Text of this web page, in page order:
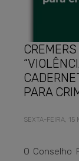
PARA
SEXTA-FEIRA, 15
O Conselho